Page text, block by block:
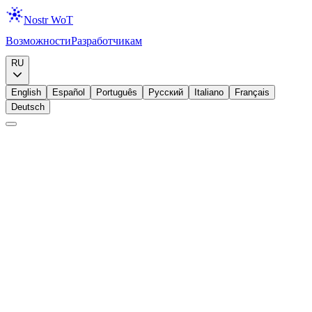
Nostr WoT
ВозможностиРазработчикам
RU
English Español Português Русский Italiano
Français
Deutsch